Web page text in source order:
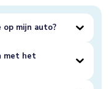
mijn auto?
met het